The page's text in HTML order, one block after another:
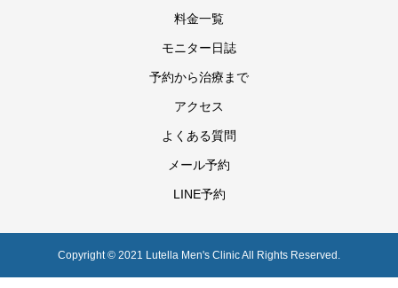
料金一覧
モニター日誌
予約から治療まで
アクセス
よくある質問
メール予約
LINE予約
Copyright © 2021 Lutella Men's Clinic All Rights Reserved.